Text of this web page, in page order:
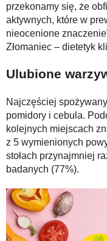
przekonamy się, że
aktywnych, które w
nieocenione
Złomaniec – dietetyk
Ulubione
Najczęściej
pomidory i cebula.
kolejnych miejscach
z 5 wymienionych
stołach przynajmniej
badanych (77%).